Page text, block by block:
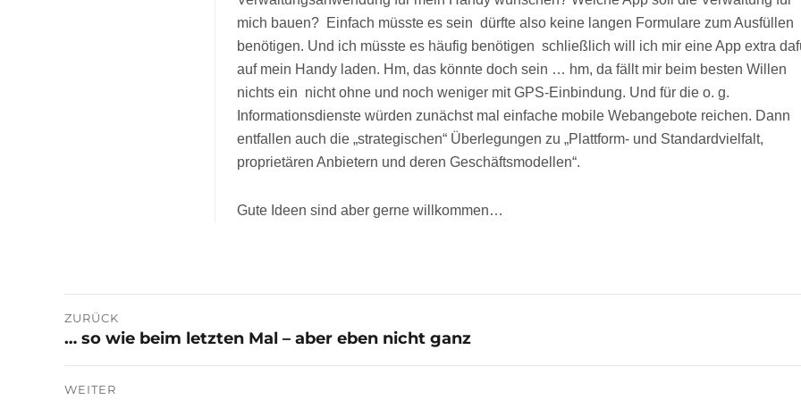
mich bauen? Einfach müsste es sein  dürfte also keine langen Formulare zum Ausfüllen
benötigen. Und ich müsste es häufig benötigen  schließlich will ich mir eine App extra
auf mein Handy laden. Hm, das könnte doch sein … hm, da fällt mir beim besten Willen
nichts ein  nicht ohne und noch weniger mit GPS-Einbindung. Und für die o. g.
Informationsdienste würden zunächst mal einfache mobile Webangebote reichen. Dann
entfallen auch die „strategischen“ Überlegungen zu „Plattform- und Standardvielfalt,
proprietären Anbietern und deren Geschäftsmodellen“.
Gute Ideen sind aber gerne willkommen…
Beitragsnavigation
ZURÜCK
Vorheriger
Beitrag:
… so wie beim letzten Mal – aber eben nicht ganz
WEITER